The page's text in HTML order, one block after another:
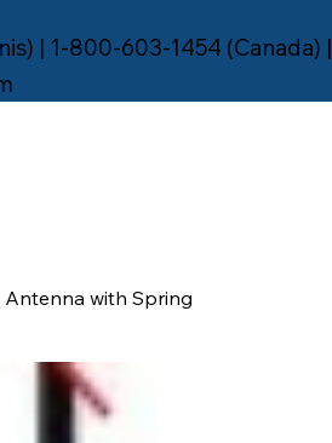
| 1-800-603-1454 (Canada) |
Antenna with Spring